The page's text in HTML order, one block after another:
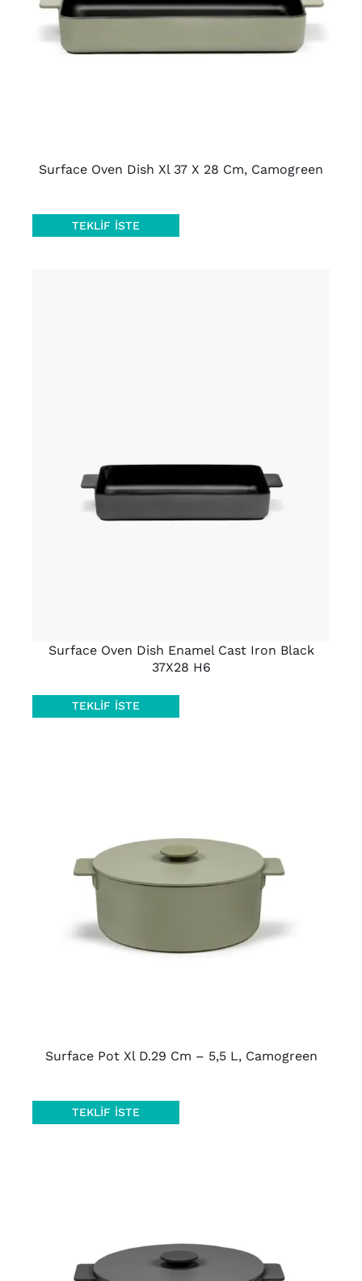
Surface Oven Dish Xl 37 X 28 Cm, Camogreen
TEKLIF İSTE
Surface Oven Dish Enamel Cast Iron Black
37X28 H6
TEKLIF İSTE
Surface Pot Xl D.29 Cm – 5,5 L, Camogreen
TEKLIF İSTE